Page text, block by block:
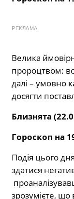
РЕКЛАМА
Велика
пророцтвом:
далі – умовно
досягти
Близнята
Гороскоп на
Подія цього
здатися
зрозумієте, що